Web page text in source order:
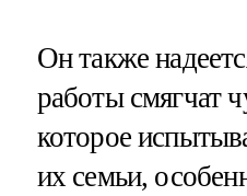
Он также
работы смягчат
которое
их семьи,